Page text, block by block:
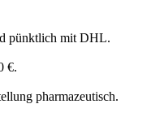
pünktlich mit DHL.
€.
pharmazeutisch.